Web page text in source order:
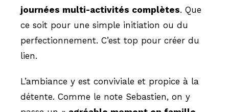
journées multi-activités complètes. Que
ce soit pour une simple initiation ou du
perfectionnement. C’est top pour créer du
lien.
L’ambiance y est conviviale et propice à la
détente. Comme le note Sebastien, on y